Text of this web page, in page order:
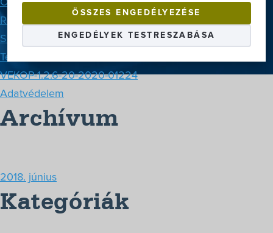
ÖSSZES ENGEDÉLYEZÉSE
ENGEDÉLYEK TESTRESZABÁSA
Oldaltérkép
Rólunk
Szerviz
Termékek
VEKOP-1.2.6-20-2020-01224
Adatvédelem
Archívum
2018. június
Kategóriák